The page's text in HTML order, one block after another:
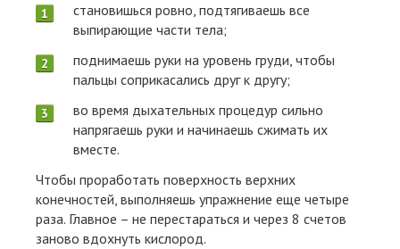
становишься ровно, подтягиваешь все
выпирающие части тела;
поднимаешь руки на уровень груди, чтобы
пальцы соприкасались друг к другу;
во время дыхательных процедур сильно
напрягаешь руки и начинаешь сжимать их
вместе.
Чтобы проработать поверхность верхних
конечностей, выполняешь упражнение еще четыре
раза. Главное – не перестараться и через 8 счетов
заново вдохнуть кислород.